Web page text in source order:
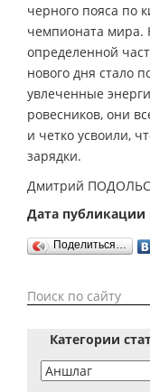
черного пояса по
чемпионата мира.
определенной
нового дня стало
увлеченные
ровесников, они
и четко усвоили,
зарядки.
Дмитрий
Дата публикации
Поделиться…
Категории